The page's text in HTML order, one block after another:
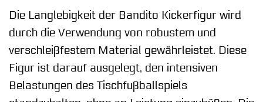
Die Langlebigkeit der Bandito Kickerfigur wird
durch die Verwendung von robustem und
verschleißfestem Material gewährleistet. Diese
Figur ist darauf ausgelegt, den intensiven
Belastungen des Tischfußballspiels